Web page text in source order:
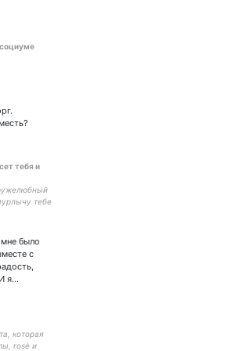
тебя и
тебе
Дм всегда
было
с
я…
которая
rosè и